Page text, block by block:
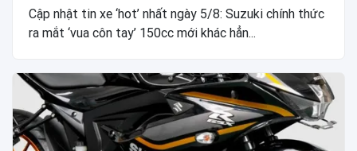
Cập nhật tin xe ‘hot’ nhất ngày 5/8: Suzuki chính thức
ra mắt ‘vua côn tay’ 150cc mới khác hẳn...